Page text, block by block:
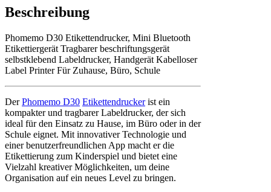
Beschreibung
Phomemo D30 Etikettendrucker, Mini Bluetooth
Etikettiergerät Tragbarer beschriftungsgerät
selbstklebend Labeldrucker, Handgerät Kabelloser
Label Printer Für Zuhause, Büro, Schule
DerPhomemo D30 Etikettendruckerist ein
kompakter und tragbarer Labeldrucker, der sich
ideal für den Einsatz zu Hause, im Büro oder in der
Schule eignet. Mit innovativer Technologie und
einer benutzerfreundlichen App macht er die
Etikettierung zum Kinderspiel und bietet eine
Vielzahl kreativer Möglichkeiten, um deine
Organisation auf ein neues Level zu bringen.